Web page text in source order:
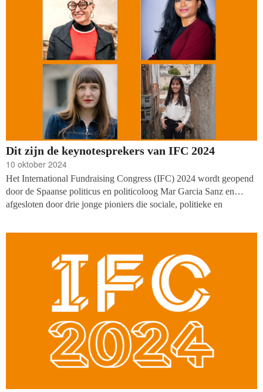
Dit zijn de keynotesprekers van IFC 2024
10 oktober 2024
Het International Fundraising Congress (IFC) 2024 wordt geopend
door de Spaanse politicus en politicoloog Mar Garcia Sanz en
afgesloten door drie jonge pioniers die sociale, politieke en
Noordwijkerhout.